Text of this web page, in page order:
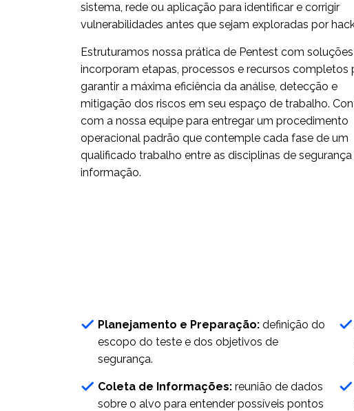
sistema, rede ou aplicação para identificar e corrigir
vulnerabilidades antes que sejam exploradas por
Estruturamos nossa prática de Pentest com
incorporam etapas, processos e recursos completos
garantir a máxima eficiência da análise, detecção e
mitigação dos riscos em seu espaço de trabalho.
com a nossa equipe para entregar um procedimento
operacional padrão que contemple cada fase de um
qualificado trabalho entre as disciplinas de
informação.
Planejamento e Preparação: definição do
escopo do teste e dos objetivos de
segurança.
Coleta de Informações: reunião de dados
sobre o alvo para entender possíveis pontos